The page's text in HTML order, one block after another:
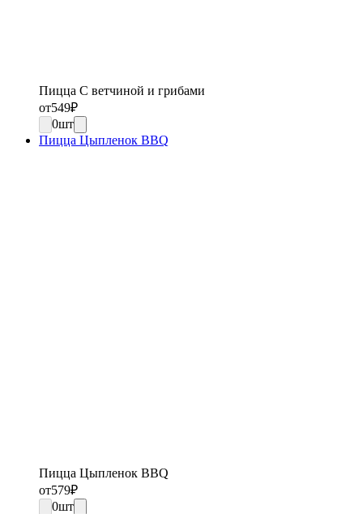
Пицца С ветчиной и грибами
от549₽
0шт
Пицца Цыпленок BBQ
Пицца Цыпленок BBQ
от579₽
0шт